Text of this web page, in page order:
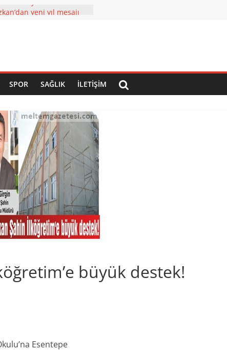
özel ziyaretler
YIL Olacak
SPOR SAĞLIK İLETIŞIM
büyük destek!
Esentepe